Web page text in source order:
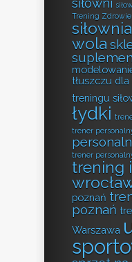
Trening Zdrowie
wola
tłuszczu
treningu
łydki
trener
trener
trening
poznań
poznań
Warszawa